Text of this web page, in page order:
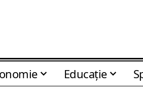
Educaţie